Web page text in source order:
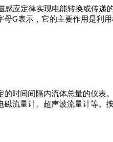
感应定律实现电能转换或传
G表示，它的主要作用是利
时间间隔内流体总量的仪
流量计、超声波流量计等。